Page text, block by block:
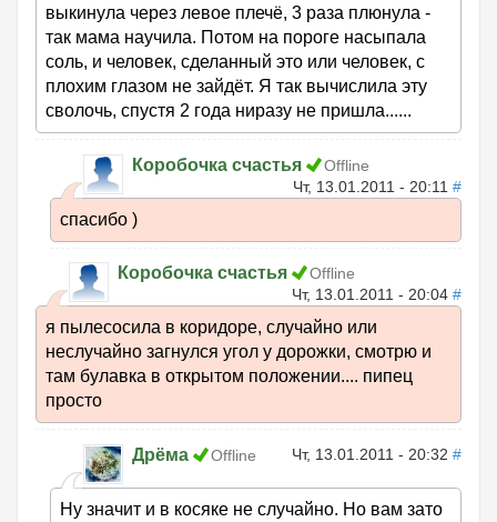
выкинула через левое плечё, 3 раза плюнула -
так мама научила. Потом на пороге насыпала
соль, и человек, сделанный это или человек, с
плохим глазом не зайдёт. Я так вычислила эту
сволочь, спустя 2 года ниразу не пришла......
Коробочка счастья
Offline
Чт, 13.01.2011 - 20:11 #
спасибо )
Коробочка счастья
Offline
Чт, 13.01.2011 - 20:04 #
я пылесосила в коридоре, случайно или
неслучайно загнулся угол у дорожки, смотрю и
там булавка в открытом положении.... пипец
просто
Дрёма Offline Чт, 13.01.2011 - 20:32 #
Ну значит и в косяке не случайно. Но вам зато